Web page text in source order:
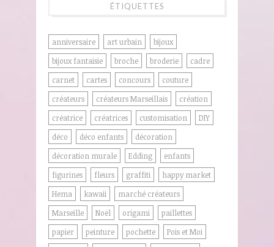
ÉTIQUETTES
anniversaire art urbain
bijoux
bijoux fantaisie
broche broderie
cadre
carnet
cartes concours
couture
créateurs
créateurs Marseillais
création
créatrice
créatrices customisation
DIY
déco
déco enfants
décoration
décoration murale
Edding
enfants
figurines
fleurs graffiti
happy market
Hema
kawaii
marché créateurs
Marseille
Noël origami
paillettes
papier
peinture pochette
Pois et Moi